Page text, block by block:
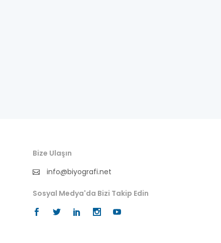
Bize Ulaşın
info@biyografi.net
Sosyal Medya'da Bizi Takip Edin